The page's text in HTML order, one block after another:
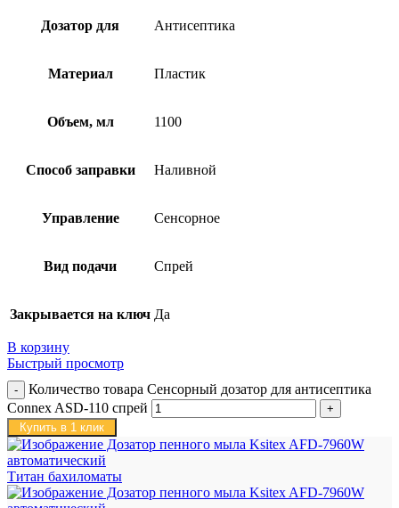
Дозатор для Антисептика
Материал Пластик
Объем, мл 1100
Способ заправки Наливной
Управление Сенсорное
Вид подачи Спрей
Закрывается на ключ Да
В корзину
Быстрый просмотр
Количество товара Сенсорный дозатор для антисептика
Connex ASD-110 спрей
Купить в 1 клик
Титан бахиломаты